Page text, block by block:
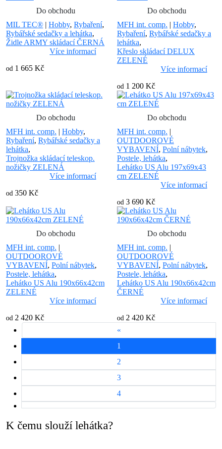
Do obchodu
MIL TEC® | Hobby, Rybaření,
Rybářské sedačky a lehátka,
Židle ARMY skládací ČERNÁ
Více informací
od 1 665 Kč
Do obchodu
MFH int. comp. | Hobby,
Rybaření, Rybářské sedačky a
lehátka,
Křeslo skládací DELUX
ZELENÉ
Více informací
od 1 200 Kč
Do obchodu
MFH int. comp. | Hobby,
Rybaření, Rybářské sedačky a
lehátka,
Trojnožka skládací teleskop.
nožičky ZELENÁ
Více informací
od 350 Kč
Do obchodu
MFH int. comp. |
OUTDOOROVÉ
VYBAVENÍ, Polní nábytek,
Postele, lehátka,
Lehátko US Alu 197x69x43
cm ZELENÉ
Více informací
od 3 690 Kč
Do obchodu
MFH int. comp. |
OUTDOOROVÉ
VYBAVENÍ, Polní nábytek,
Postele, lehátka,
Lehátko US Alu 190x66x42cm
ZELENÉ
Více informací
od 2 420 Kč
Do obchodu
MFH int. comp. |
OUTDOOROVÉ
VYBAVENÍ, Polní nábytek,
Postele, lehátka,
Lehátko US Alu 190x66x42cm
ČERNÉ
Více informací
od 2 420 Kč
«
1
2
3
4
K čemu slouží lehátka?